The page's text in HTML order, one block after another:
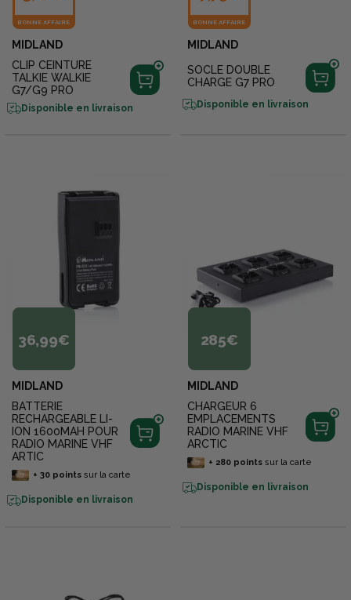
BONNE AFFAIRE
MIDLAND
CLIP CEINTURE
TALKIE WALKIE
G7/G9 PRO
Disponible en livraison
BONNE AFFAIRE
MIDLAND
SOCLE DOUBLE
CHARGE G7 PRO
Disponible en livraison
36,99€
MIDLAND
BATTERIE
RECHARGEABLE LI-
ION 1600MAH POUR
RADIO MARINE VHF
ARTIC
+ 30pointssur la carte
Disponible en livraison
285€
MIDLAND
CHARGEUR 6
EMPLACEMENTS
RADIO MARINE VHF
ARCTIC
+ 280pointssur la carte
Disponible en livraison